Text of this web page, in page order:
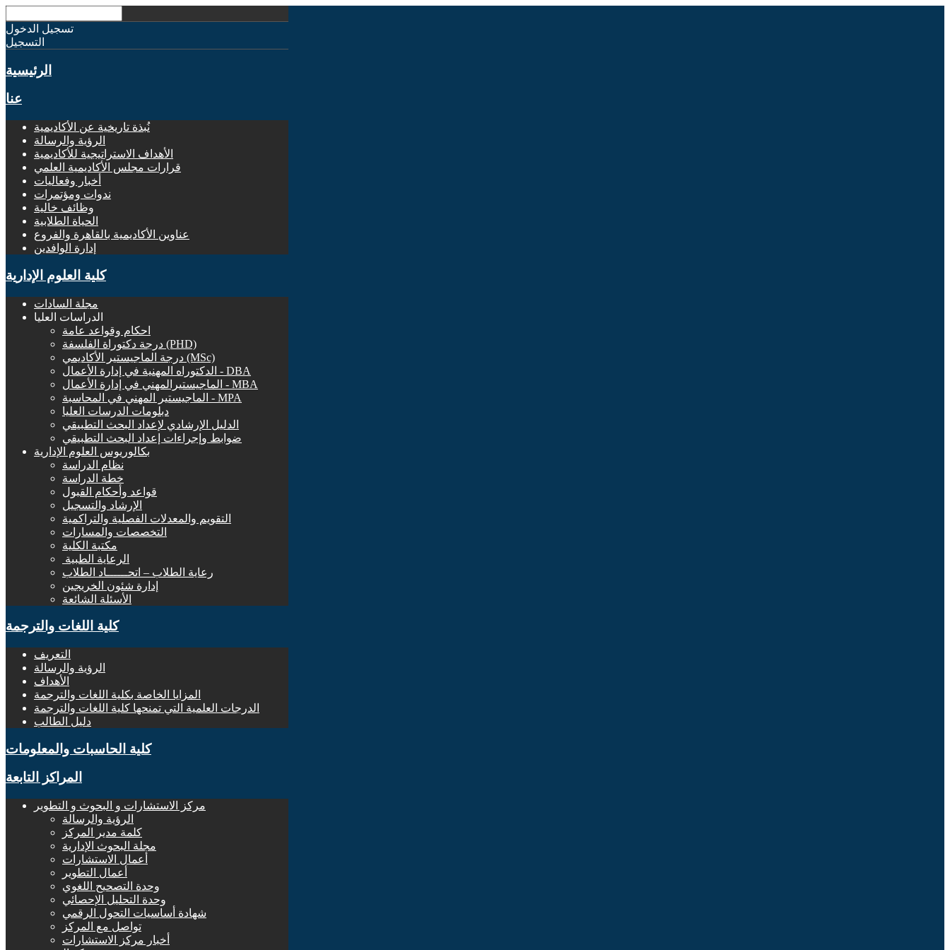
تسجيل الدخول
التسجيل
الرئيسية
عنا
نُبذة تاريخية عن الأكاديمية
الرؤية والرسالة
الأهداف الاستراتيجية للأكاديمية
قرارات مجلس الأكاديمية العلمي
أخبار وفعاليات
ندوات ومؤتمرات
وظائف خالية
الحياة الطلابية
عناوين الأكاديمية بالقاهرة والفروع
إدارة الوافدين
كلية العلوم الإدارية
مجلة السادات
الدراسات العليا
احكام وقواعد عامة
درجة دكتوراة الفلسفة (PHD)
درجة الماجيستير الأكاديمي (MSc)
الدكتوراه المهنية في إدارة الأعمال - DBA
الماجيستيرالمهني في إدارة الأعمال - MBA
الماجيستير المهني في المحاسبة - MPA
دبلومات الدرسات العليا
الدليل الإرشادي لإعداد البحث التطبيقي
ضوابط وإجراءات إعداد البحث التطبيقي
بكالوريوس العلوم الإدارية
نظام الدراسة
خطة الدراسة
قواعد وأحكام القبول
الإرشاد والتسجيل
التقويم والمعدلات الفصلية والتراكمية
التخصصات والمسارات
مكتبة الكلية
الرعاية الطبية ‏
رعاية الطلاب – اتحــــــاد الطلاب
إدارة شئون الخريجين
الأسئلة الشائعة
كلية اللغات والترجمة
التعريف
الرؤية والرسالة
الأهداف
المزايا الخاصة بكلية اللغات والترجمة
الدرجات العلمية التي تمنحها كلية اللغات والترجمة
دليل الطالب
كلية الحاسبات والمعلومات
المراكز التابعة
مركز الاستشارات و البحوث و التطوير
الرؤية والرسالة
كلمة مدير المركز
مجلة البحوث الإدارية
أعمال الاستشارات
أعمال التطوير
وحدة التصحيح اللغوي
وحدة التحليل الإحصائي
شهادة أساسيات التحول الرقمي
تواصل مع المركز
أخبار مركز الاستشارات